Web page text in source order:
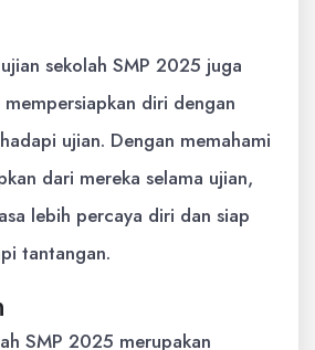
sekolah SMP 2025 juga
diri dengan
ujian. Dengan memahami
dari mereka selama ujian,
lebih percaya diri dan siap
tantangan.
SMP 2025 merupakan